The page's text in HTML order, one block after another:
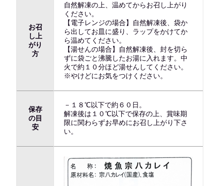
お召
し上
がり
方
自然解凍の上、温めてからお召し上がり
ください。
【電子レンジの場合】自然解凍後、袋か
ら出してお皿に盛り、ラップをかけてか
ら温めてください。
【湯せんの場合】自然解凍後、封を切ら
ずに袋ごと沸騰したお湯に入れます。中
火で約１０分ほど湯せんしてください。
※やけどにお気をつけください。
保存
の目
安
－１８℃以下で約６０日。
解凍後は１０℃以下で保存の上、賞味期
限に関わらずお早めにお召し上がり下さ
い。